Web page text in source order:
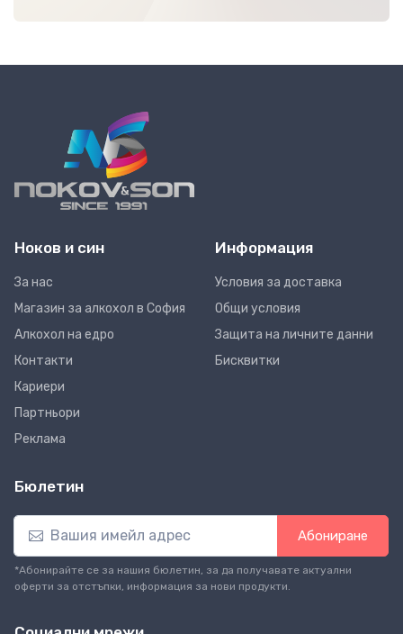
Ноков и син
За нас
Магазин за алкохол в София
Алкохол на едро
Контакти
Кариери
Партньори
Реклама
Информация
Условия за доставка
Общи условия
Защита на личните данни
Бисквитки
Бюлетин
Абониране
*Абонирайте се за нашия бюлетин, за да получавате актуални
оферти за отстъпки, информация за нови продукти.